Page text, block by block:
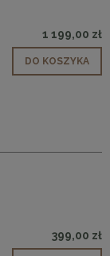
1 199,00 zł
DO KOSZYKA
399,00 zł